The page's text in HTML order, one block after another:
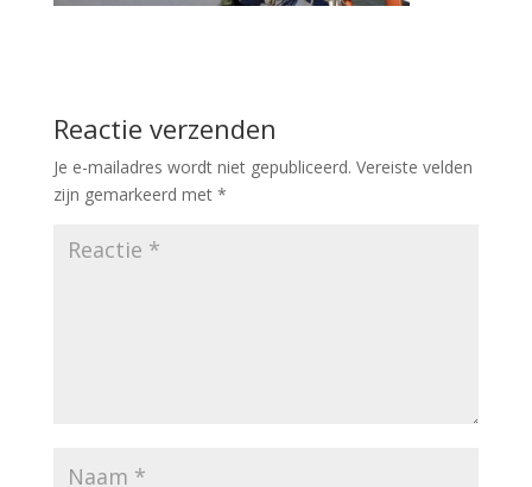
Reactie verzenden
Je e-mailadres wordt niet gepubliceerd. Vereiste velden
zijn gemarkeerd met *